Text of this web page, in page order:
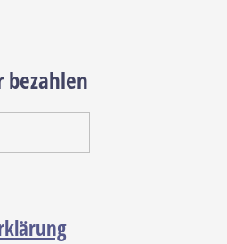
bezahlen